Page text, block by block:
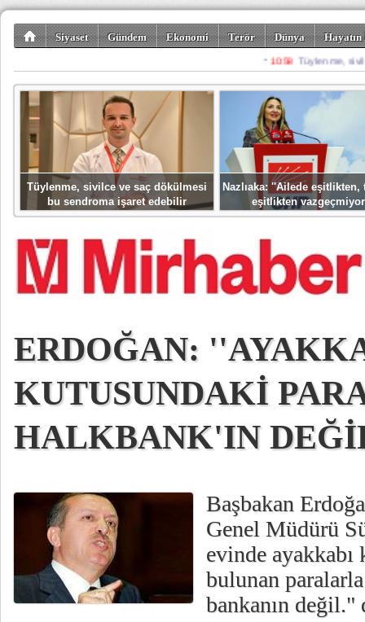
Siyaset Gündem Ekonomi Terör Dünya
Spor Misafir
Tüylenme, sivilce ve saç dökülmesi
bu sendroma işaret edebilir
Nazlıaka: ''Ailede eşitlikten,
eşitlikten
ERDOĞAN:
KUTUSUNDAKİ
HALKBANK'IN
Başbakan
Genel Müdürü
evinde ayakkabı
bulunan
bankanın değil."